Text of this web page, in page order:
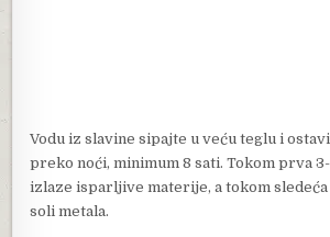
Vodu iz slavine sipajte u veću teglu i
preko noći, minimum 8 sati. Tokom prva
izlaze isparljive materije, a tokom sledeća
soli metala.